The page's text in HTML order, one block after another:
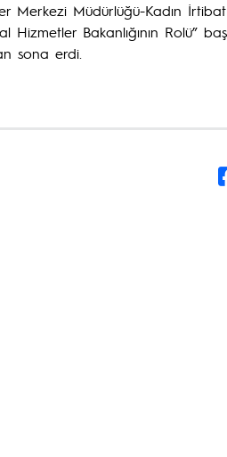
Merkezi Müdürlüğü-Kadın İrtibat
Bakanlığının Rolü”
sona erdi.